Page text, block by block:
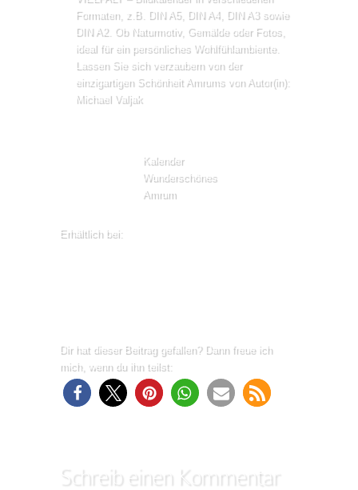
Formaten, z.B. DIN A5, DIN A4, DIN A3 sowie
DIN A2. Ob Naturmotiv, Gemälde oder Fotos,
ideal für ein persönliches Wohlfühlambiente.
Lassen Sie sich verzaubern von der
einzigartigen Schönheit Amrums von Autor(in):
Michael Valjak
Kalender
Wunderschönes
Amrum
Erhältlich bei:
Dir hat dieser Beitrag gefallen? Dann freue ich
mich, wenn du ihn teilst:
Schreib einen Kommentar